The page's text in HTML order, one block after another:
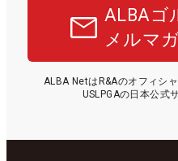
ALBAゴ
メルマ
ALBA NetはR&Aのオフィシ
USLPGAの日本公式